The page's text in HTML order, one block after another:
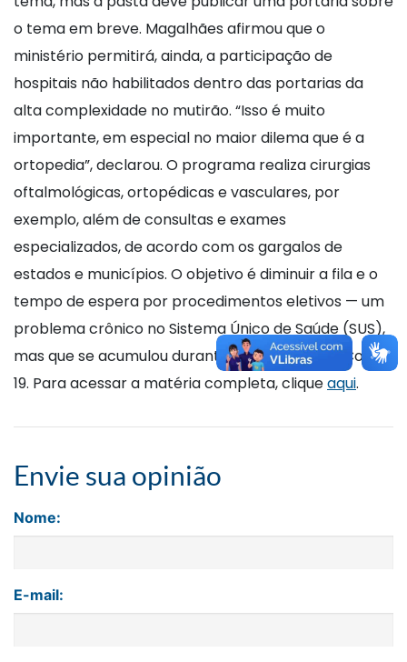
o tema em breve. Magalhães afirmou que o
ministério permitirá, ainda, a participação de
hospitais não habilitados dentro das portarias da
alta complexidade no mutirão. “Isso é muito
importante, em especial no maior dilema que é a
ortopedia”, declarou. O programa realiza cirurgias
oftalmológicas, ortopédicas e vasculares, por
exemplo, além de consultas e exames
especializados, de acordo com os gargalos de
estados e municípios. O objetivo é diminuir a fila e o
tempo de espera por procedimentos eletivos — um
problema crônico no Sistema Único de Saúde (SUS),
mas que se acumulou durante a pandemia da Covid-
19. Para acessar a matéria completa, cliqueaqui.
Envie sua opinião
Nome:
E-mail: